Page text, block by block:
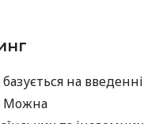
на введенні
Можна